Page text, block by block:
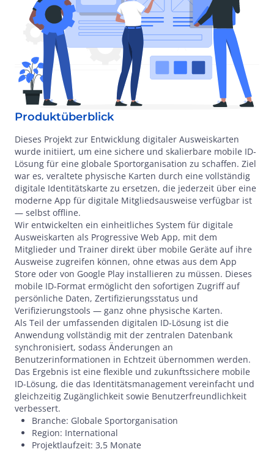
Produktüberblick
Dieses Projekt zur Entwicklung digitaler Ausweiskarten
wurde initiiert, um eine sichere und skalierbare mobile ID-
Lösung für eine globale Sportorganisation zu schaffen. Ziel
war es, veraltete physische Karten durch eine vollständig
digitale Identitätskarte zu ersetzen, die jederzeit über eine
moderne App für digitale Mitgliedsausweise verfügbar ist
— selbst offline.
Wir entwickelten ein einheitliches System für digitale
Ausweiskarten als Progressive Web App, mit dem
Mitglieder und Trainer direkt über mobile Geräte auf ihre
Ausweise zugreifen können, ohne etwas aus dem App
Store oder von Google Play installieren zu müssen. Dieses
mobile ID-Format ermöglicht den sofortigen Zugriff auf
persönliche Daten, Zertifizierungsstatus und
Verifizierungstools — ganz ohne physische Karten.
Als Teil der umfassenden digitalen ID-Lösung ist die
Anwendung vollständig mit der zentralen Datenbank
synchronisiert, sodass Änderungen an
Benutzerinformationen in Echtzeit übernommen werden.
Das Ergebnis ist eine flexible und zukunftssichere mobile
ID-Lösung, die das Identitätsmanagement vereinfacht und
gleichzeitig Zugänglichkeit sowie Benutzerfreundlichkeit
verbessert.
Branche: Globale Sportorganisation
Region: International
Projektlaufzeit: 3,5 Monate